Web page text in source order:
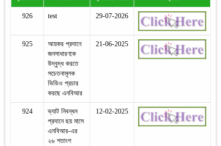
926 test 29-07-2026
925
আয়কর প্রদানে
জনসাধারণকে
উদ্বুদ্ধ করতে
সচেতনামূলক
ভিডিও প্রচার
করছে এনবিআর
21-06-2025
924
ভ্যাট নিবন্ধন
প্রদানে ছয় মাসে
এনবিআর-এর
২৬ শতাংশ
12-02-2025